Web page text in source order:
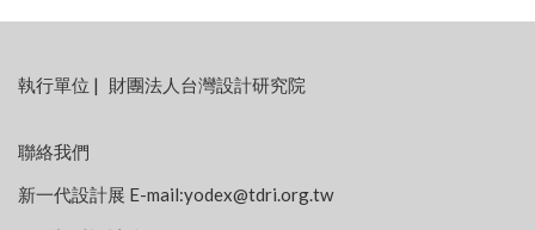
:::
執行單位 | 財團法人台灣設計研究院
聯絡我們
新一代設計展 E-mail:yodex@tdri.org.tw